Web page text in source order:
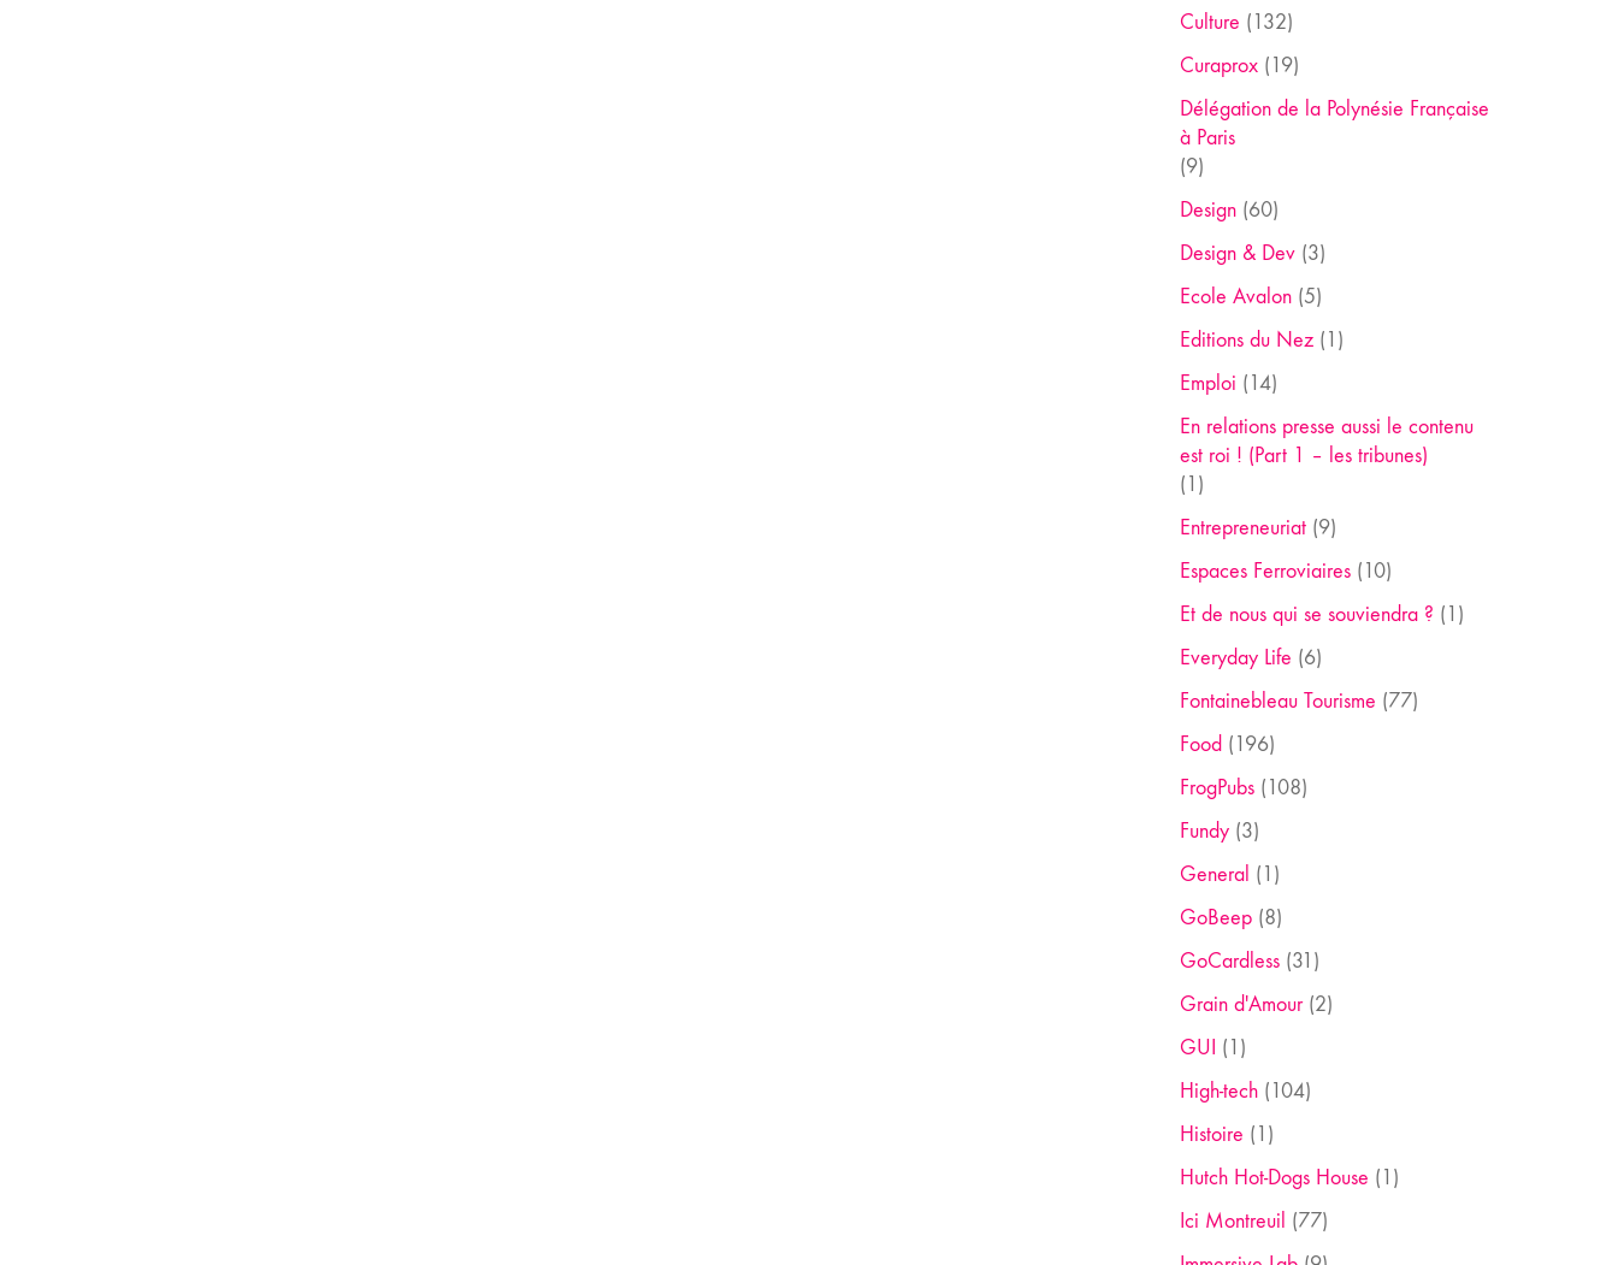
Culture (132)
Curaprox(19)
Délégation de la Polynésie Française
à Paris
(9)
Design(60)
Design & Dev(3)
Ecole Avalon(5)
Editions du Nez(1)
Emploi (14)
En relations presse aussi le contenu
est roi ! (Part 1 – les tribunes)
(1)
Entrepreneuriat(9)
Espaces Ferroviaires(10)
Et de nous qui se souviendra ? (1)
Everyday Life (6)
Fontainebleau Tourisme (77)
Food (196)
FrogPubs(108)
Fundy(3)
General (1)
GoBeep(8)
GoCardless(31)
Grain d'Amour(2)
GUI (1)
High-tech(104)
Histoire (1)
Hutch Hot-Dogs House (1)
Ici Montreuil (77)